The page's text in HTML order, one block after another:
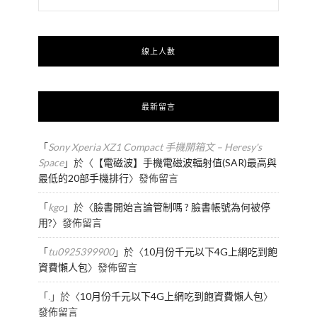
線上人數
最新留言
「Sony Xperia XZ1 Compact 手機開箱文 – Heresy's
Space」於〈 【電磁波】手機電磁波輻射值(SAR)最高與
最低的20部手機排行〉發佈留言
「kgo」於〈臉書開始言論管制嗎 ? 臉書帳號為何被停
用?〉發佈留言
「tu0925399900」於〈10月份千元以下4G上網吃到飽
資費懶人包〉發佈留言
「.」於〈10月份千元以下4G上網吃到飽資費懶人包〉
發佈留言